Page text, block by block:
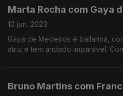
Marta Rocha com Gaya
10 jun. 2023
Gaya de Medeiros é bailarina,
atriz e tem andado imparável.
Bruno Martins com